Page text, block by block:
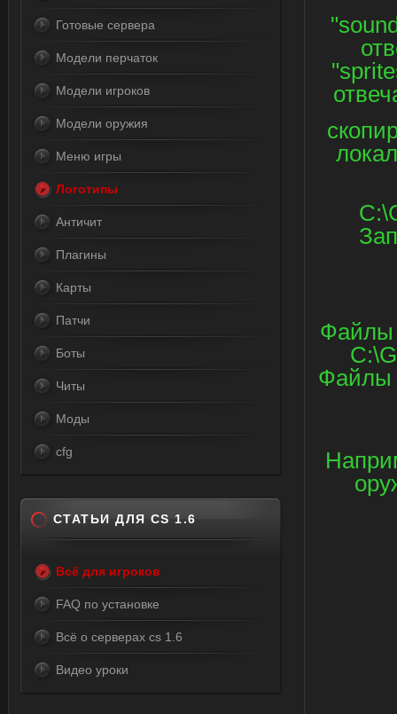
Файлы
Файлы
Готовые сервера
Модели перчаток
Модели игроков
Модели оружия
Меню игры
Логотипы
Античит
Плагины
Карты
Патчи
Боты
Читы
Моды
cfg
СТАТЬИ ДЛЯ CS 1.6
Всё для игроков
FAQ по установке
Всё о серверах cs 1.6
Видео уроки